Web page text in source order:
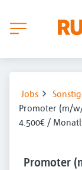
Jobs
Promoter (m/
4.500€ /
Promoter